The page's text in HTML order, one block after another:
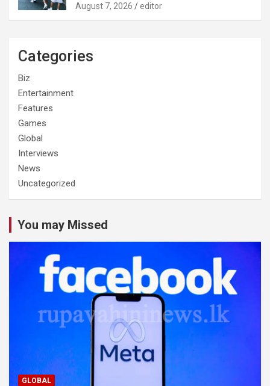
August 7, 2026 editor
Categories
Biz
Entertainment
Features
Games
Global
Interviews
News
Uncategorized
You may Missed
GLOBAL